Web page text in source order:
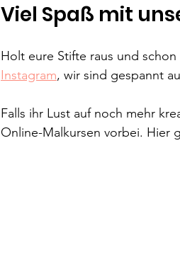
Viel Spaß mit
Holt eure Stifte raus und
Instagram, wir sind gespannt
Falls ihr Lust auf noch mehr
Online-Malkursen vorbei. Hier